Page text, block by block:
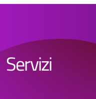
Servizi